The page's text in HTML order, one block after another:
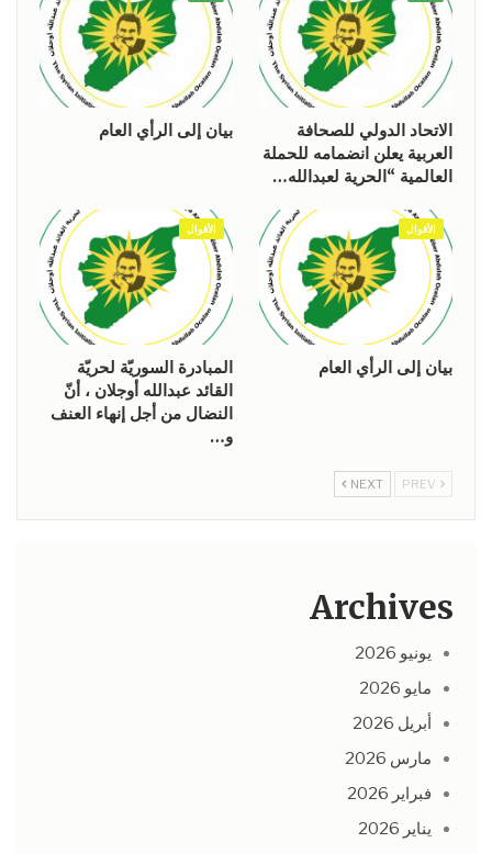
الاتحاد الدولي للصحافة
العربية يعلن انضمامه للحملة
العالمية “الحرية لعبدالله…
بيان إلى الرأي العام
الأقوال
بيان إلى الرأي العام
الأقوال
المبادرة السوريّة لحريّة
القائد عبدالله أوجلان ، أنّ
النضال من أجل إنهاء العنف
و…
NEXT
Archives
يونيو 2026
مايو 2026
أبريل 2026
مارس 2026
فبراير 2026
يناير 2026